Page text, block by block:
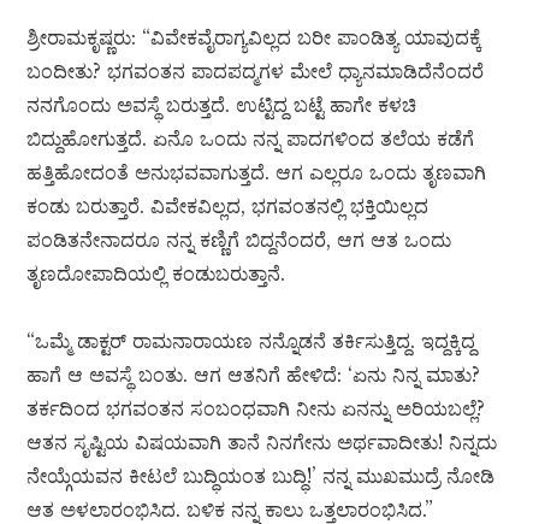
ಶ್ರೀರಾಮಕೃಷ್ಣರು: “ವಿವೇಕವೈರಾಗ್ಯವಿಲ್ಲದ ಬರೀ ಪಾಂಡಿತ್ಯ ಯಾವುದಕ್ಕೆ
ಬಂದೀತು? ಭಗವಂತನ ಪಾದಪದ್ಮಗಳ ಮೇಲೆ ಧ್ಯಾನಮಾಡಿದೆನೆಂದರೆ
ನನಗೊಂದು ಅವಸ್ಥೆ ಬರುತ್ತದೆ. ಉಟ್ಟಿದ್ದ ಬಟ್ಟೆ ಹಾಗೇ ಕಳಚಿ
ಬಿದ್ದುಹೋಗುತ್ತದೆ. ಏನೊ ಒಂದು ನನ್ನ ಪಾದಗಳಿಂದ ತಲೆಯ ಕಡೆಗೆ
ಹತ್ತಿಹೋದಂತೆ ಅನುಭವವಾಗುತ್ತದೆ. ಆಗ ಎಲ್ಲರೂ ಒಂದು ತೃಣವಾಗಿ
ಕಂಡು ಬರುತ್ತಾರೆ. ವಿವೇಕವಿಲ್ಲದ, ಭಗವಂತನಲ್ಲಿ ಭಕ್ತಿಯಿಲ್ಲದ
ಪಂಡಿತನೇನಾದರೂ ನನ್ನ ಕಣ್ಣಿಗೆ ಬಿದ್ದನೆಂದರೆ, ಆಗ ಆತ ಒಂದು
ತೃಣದೋಪಾದಿಯಲ್ಲಿ ಕಂಡುಬರುತ್ತಾನೆ.
“ಒಮ್ಮೆ ಡಾಕ್ಟರ್ ರಾಮನಾರಾಯಣ ನನ್ನೊಡನೆ ತರ್ಕಿಸುತ್ತಿದ್ದ. ಇದ್ದಕ್ಕಿದ್ದ
ಹಾಗೆ ಆ ಅವಸ್ಥೆ ಬಂತು. ಆಗ ಆತನಿಗೆ ಹೇಳಿದೆ: ‘ಏನು ನಿನ್ನ ಮಾತು?
ತರ್ಕದಿಂದ ಭಗವಂತನ ಸಂಬಂಧವಾಗಿ ನೀನು ಏನನ್ನು ಅರಿಯಬಲ್ಲೆ?
ಆತನ ಸೃಷ್ಟಿಯ ವಿಷಯವಾಗಿ ತಾನೆ ನಿನಗೇನು ಅರ್ಥವಾದೀತು! ನಿನ್ನದು
ನೇಯ್ಗೆಯವನ ಕೀಟಲೆ ಬುದ್ಧಿಯಂತ ಬುದ್ಧಿ!’ ನನ್ನ ಮುಖಮುದ್ರೆ ನೋಡಿ
ಆತ ಅಳಲಾರಂಭಿಸಿದ. ಬಳಿಕ ನನ್ನ ಕಾಲು ಒತ್ತಲಾರಂಭಿಸಿದ.”